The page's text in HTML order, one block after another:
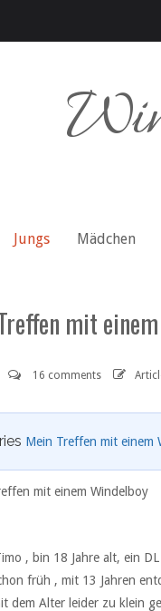
Jungs Mädchen
mit
16 comments
Mein Treffen mit einem
mit einem Windelboy
, bin 18 Jahre alt, ein
früh , mit 13 Jahren
dem Alter leider zu klein